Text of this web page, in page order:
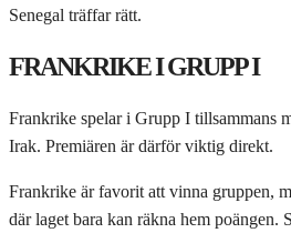
Senegal träffar rätt.
FRANKRIKE I GRUPP I
Frankrike spelar i Grupp I tillsammans
Irak. Premiären är därför viktig direkt.
Frankrike är favorit att vinna gruppen,
där laget bara kan räkna hem poängen.